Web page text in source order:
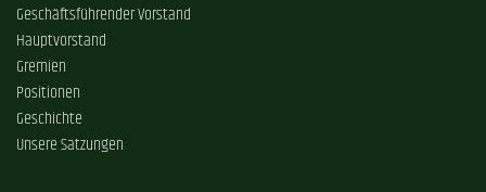
Geschäftsführender Vorstand
Hauptvorstand
Gremien
Positionen
Geschichte
Unsere Satzungen